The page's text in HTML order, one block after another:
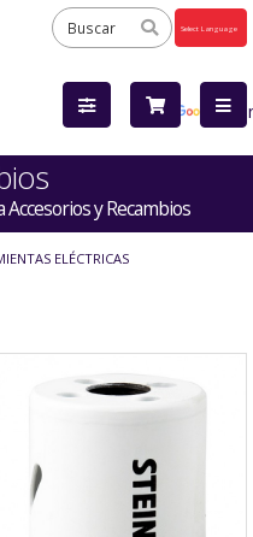
by
y Recambios
ELÉCTRICAS